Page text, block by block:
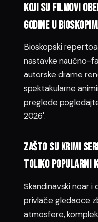
Koji su filmovi
godine u
Bioskopski
nastavke naučno-
autorske drame
spektakularne
preglede
2026'.
Zašto su krimi
toliko popularni
Skandinavski noar i
privlače gledaoce
atmosfere,